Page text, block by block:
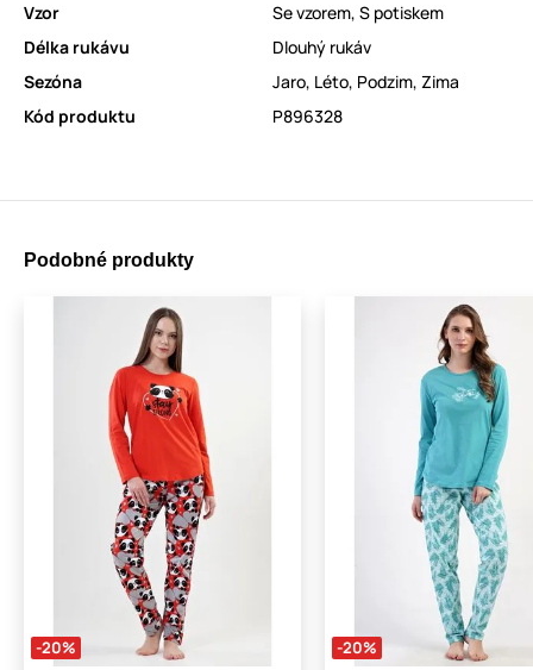
Vzor
Se vzorem, S potiskem
Délka rukávu
Dlouhý rukáv
Sezóna
Jaro, Léto, Podzim, Zima
Kód produktu
P896328
Podobné produkty
-20% -20%